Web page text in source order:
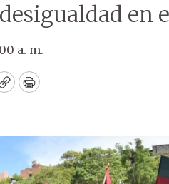
en
a. m.
CopyPrint